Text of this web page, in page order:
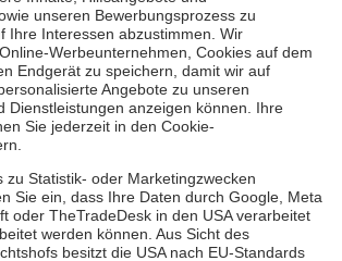
Über uns
Themen